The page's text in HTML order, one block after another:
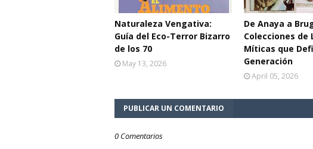
Naturaleza Vengativa:
Guía del Eco-Terror Bizarro
de los 70
May 13, 2026
De Anaya a
Colecciones de
Míticas que
Generación
April 05, 2026
PUBLICAR UN COMENTARIO
0 Comentarios